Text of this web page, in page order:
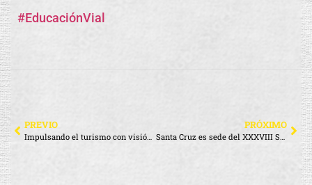
#EducaciónVial
PREVIO
Impulsando el turismo con visión global
PRÓXIMO
Santa Cruz es sede del XXXVIII Seminario Nacional del Sector Eléctrico Ecuatoriano – 2025